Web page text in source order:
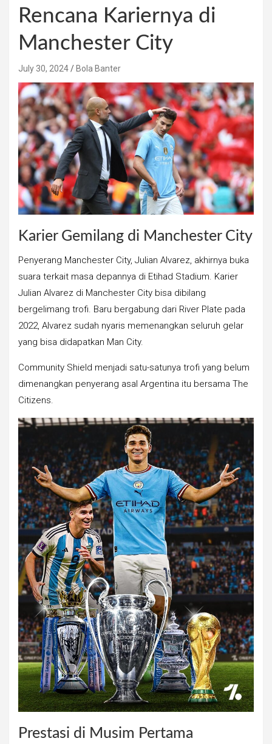
Rencana Kariernya di
Manchester City
July 30, 2024 Bola Banter
Karier Gemilang di Manchester City
Penyerang Manchester City, Julian Alvarez, akhirnya buka
suara terkait masa depannya di Etihad Stadium. Karier
Julian Alvarez di Manchester City bisa dibilang
bergelimang trofi. Baru bergabung dari River Plate pada
2022, Alvarez sudah nyaris memenangkan seluruh gelar
yang bisa didapatkan Man City.
Community Shield menjadi satu-satunya trofi yang belum
dimenangkan penyerang asal Argentina itu bersama The
Citizens.
Prestasi di Musim Pertama